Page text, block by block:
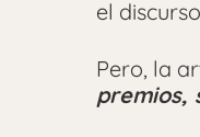
el
Pero, la
premios,